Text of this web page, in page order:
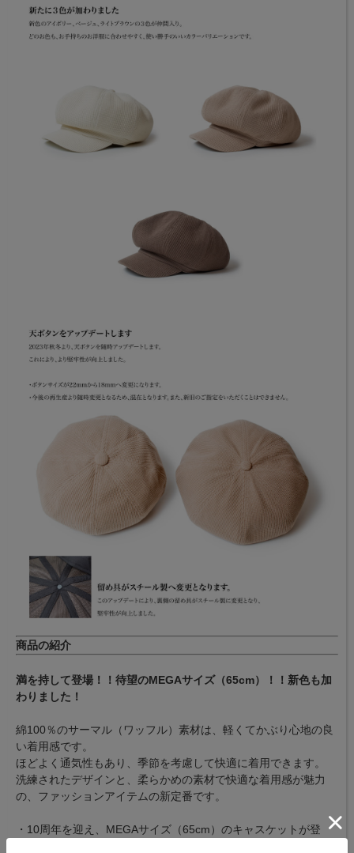
商品の紹介
満を持して登場！！待望のMEGAサイズ（65cm）！！新色も加
わりました！
綿100％のサーマル（ワッフル）素材は、軽くてかぶり心地の良
い着用感です。
ほどよく通気性もあり、季節を考慮して快適に着用できます。
洗練されたデザインと、柔らかめの素材で快適な着用感が魅力
の、ファッションアイテムの新定番です。
・10周年を迎え、MEGAサイズ（65cm）のキャスケットが登